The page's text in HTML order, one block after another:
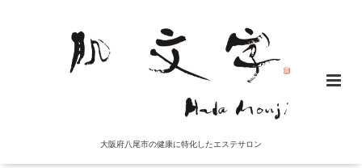
大阪府八尾市の健康に特化したエステサロン